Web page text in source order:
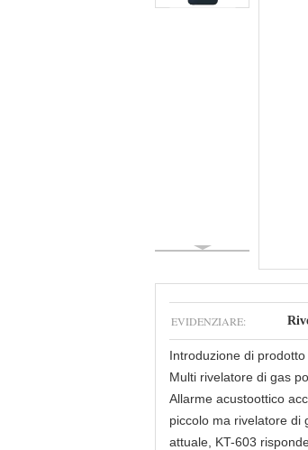
EVIDENZIARE:
Introduzione di
Multi rivelatore di gas
Allarme acustoottico
piccolo ma rivelatore di
attuale, KT-603